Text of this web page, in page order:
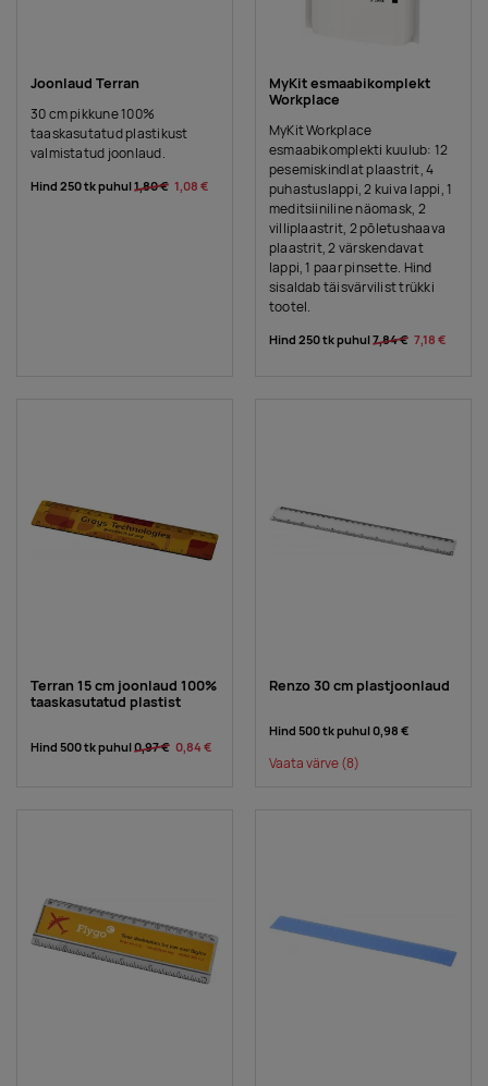
Joonlaud Terran
30 cm pikkune 100%
taaskasutatud plastikust
valmistatud joonlaud.
Hind 250 tk puhul1,80 € 1,08 €
MyKit esmaabikomplekt
Workplace
MyKit Workplace
esmaabikomplekti kuulub: 12
pesemiskindlat plaastrit, 4
puhastuslappi, 2 kuiva lappi, 1
meditsiiniline näomask, 2
villiplaastrit, 2 põletushaava
plaastrit, 2 värskendavat
lappi, 1 paar pinsette. Hind
sisaldab täisvärvilist trükki
tootel.
Hind 250 tk puhul7,84 € 7,18 €
Terran 15 cm joonlaud 100%
taaskasutatud plastist
Hind 500 tk puhul0,97 € 0,84 €
Renzo 30 cm plastjoonlaud
Hind 500 tk puhul0,98 €
Vaata värve(8)